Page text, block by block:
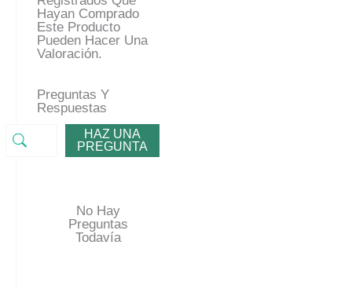
Hayan Comprado
Este Producto
Pueden Hacer Una
Valoración.
Preguntas Y
Respuestas
HAZ UNA
PREGUNTA
No Hay
Preguntas
Todavía